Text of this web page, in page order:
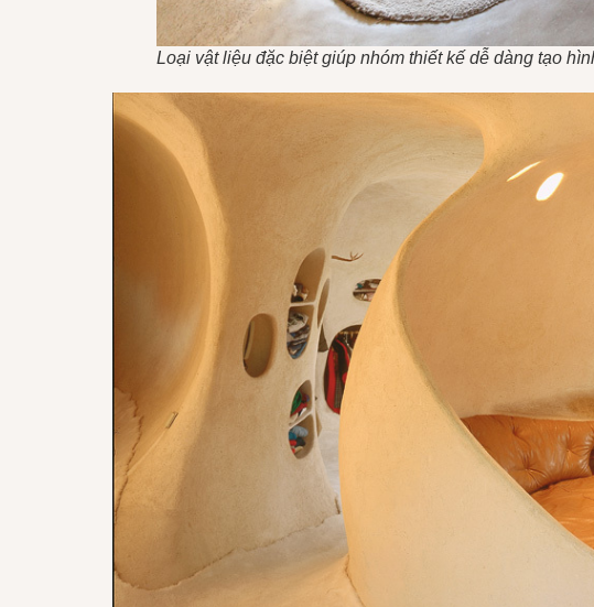
Loại vật liệu đặc biệt giúp nhóm thiết kế dễ dàng tạo